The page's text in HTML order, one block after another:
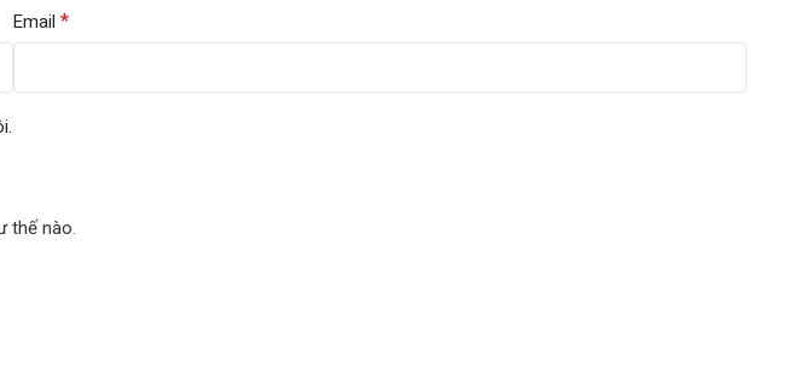
Email *
thế nào.